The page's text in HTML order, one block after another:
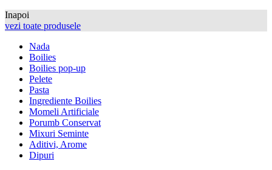
Inapoi
vezi toate produsele
Nada
Boilies
Boilies pop-up
Pelete
Pasta
Ingrediente Boilies
Momeli Artificiale
Porumb Conservat
Mixuri Seminte
Aditivi, Arome
Dipuri